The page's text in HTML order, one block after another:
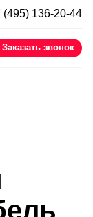
(495) 136-20-44
Заказать звонок